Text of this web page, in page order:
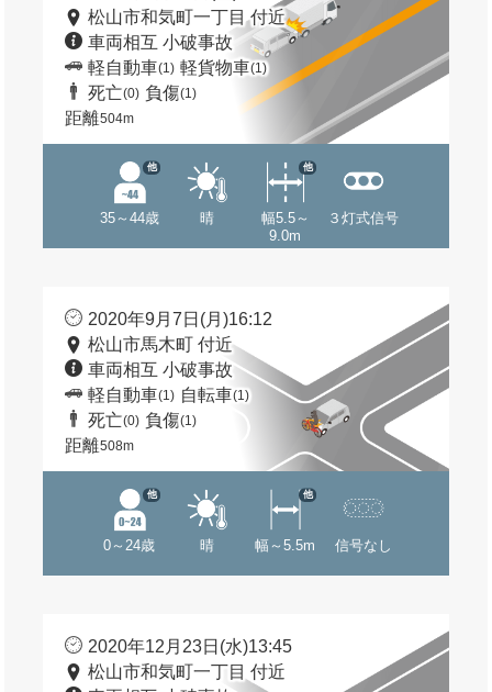
松山市和気町一丁目 付近
車両相互 小破事故
軽自動車(1) 軽貨物車(1)
死亡(0) 負傷(1)
距離504m
35～44歳
他
晴
幅5.5～
9.0m
他
３灯式信号
2020年9月7日(月)16:12
松山市馬木町 付近
車両相互 小破事故
軽自動車(1) 自転車(1)
死亡(0) 負傷(1)
距離508m
0～24歳
他
晴 幅～5.5m
他
信号なし
2020年12月23日(水)13:45
松山市和気町一丁目 付近